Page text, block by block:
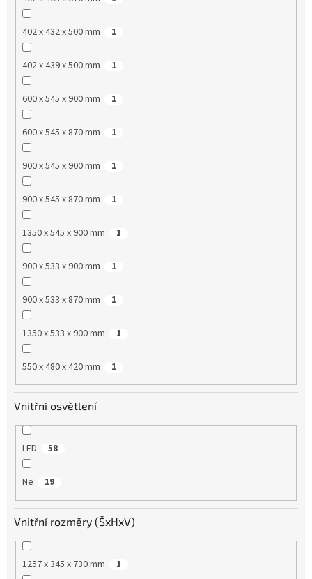
402 x 432 x 500 mm 1
402 x 439 x 500 mm 1
600 x 545 x 900 mm 1
600 x 545 x 870 mm 1
900 x 545 x 900 mm 1
900 x 545 x 870 mm 1
1350 x 545 x 900 mm 1
900 x 533 x 900 mm 1
900 x 533 x 870 mm 1
1350 x 533 x 900 mm 1
550 x 480 x 420 mm 1
Vnitřní osvětlení
LED 58
Ne 19
Vnitřní rozměry (ŠxHxV)
1257 x 345 x 730 mm 1